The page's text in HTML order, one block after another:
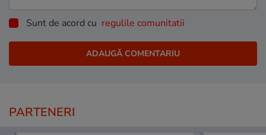
Sunt de acord cu regulile comunitatii
PARTENERI